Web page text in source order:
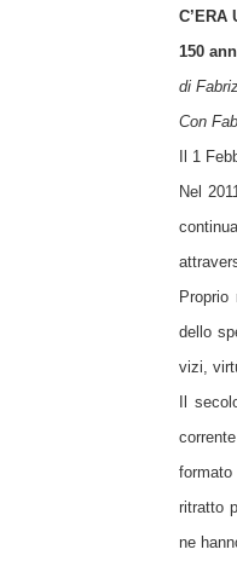
C’ERA
150
di
Con
Il 1
Nel
dello
vizi,
Il
ritratto
ne